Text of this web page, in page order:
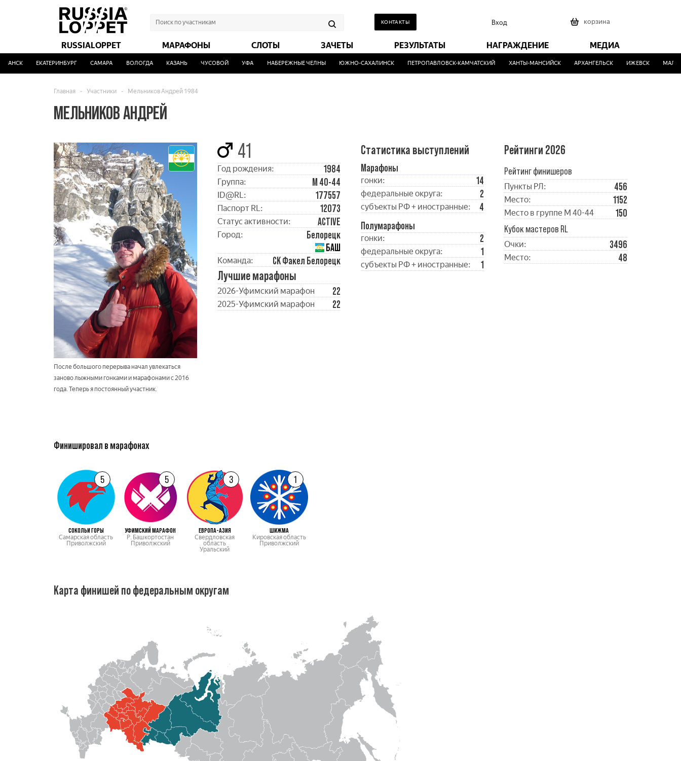
КОНТАКТЫ Вход корзина
RUSSIALOPPET МАРАФОНЫ СЛОТЫ ЗАЧЕТЫ РЕЗУЛЬТАТЫ НАГРАЖДЕНИЕ МЕДИА
ЕКАТЕРИНБУРГ САМАРА ВОЛОГДА КАЗАНЬ ЧУСОВОЙ УФА НАБЕРЕЖНЫЕ ЧЕЛНЫ ЮЖНО-САХАЛИНСК ПЕТРОПАВЛОВСК-КАМЧАТСКИЙ ХАНТЫ-МАНСИЙСК АРХАНГЕЛЬСК ИЖЕВСК
Главная - Участники - Мельников Андрей 1984
МЕЛЬНИКОВ АНДРЕЙ
После большого перерыва начал увлекаться
заново лыжными гонками и марафонами с 2016
года. Теперь я постоянный участник.
41
Год рождения: 1984
Группа: М 40-44
ID@RL: 177557
Паспорт RL: 12073
Статус активности: ACTIVE
Город:
Белорецк
БАШ
Команда: СК Факел Белорецк
Лучшие марафоны
2026-Уфимский марафон 22
2025-Уфимский марафон 22
Статистика выступлений
Марафоны
гонки: 14
федеральные округа: 2
субъекты РФ + иностранные:
4
Полумарафоны
гонки: 2
федеральные округа: 1
субъекты РФ + иностранные: 1
Рейтинги 2026
Рейтинг финишеров
Пункты РЛ: 456
Место: 1152
Место в группе М 40-44
150
Кубок мастеров RL
Очки: 3496
Место: 48
Финишировал в марафонах
5
СОКОЛЬИ ГОРЫ
Самарская область
Приволжский
5
УФИМСКИЙ МАРАФОН
Р. Башкортостан
Приволжский
3
ЕВРОПА-АЗИЯ
Свердловская
область
Уральский
1
ШИЖМА
Кировская область
Приволжский
Карта финишей по федеральным округам